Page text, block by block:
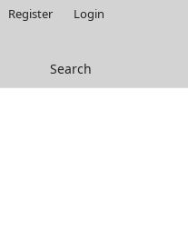
Search
Register Login